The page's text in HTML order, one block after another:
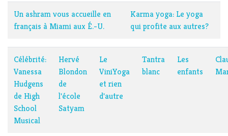
Un ashram vous accueille en
français à Miami aux É.-U.
Karma yoga: Le yoga
qui profite aux autres?
Célébrité:
Vanessa
Hudgens
de High
School
Musical
Hervé
Blondon
de
l'école
Satyam
Le
ViniYoga
et rien
d'autre
Tantra
blanc
Les
enfants